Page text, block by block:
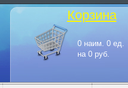
Корзина